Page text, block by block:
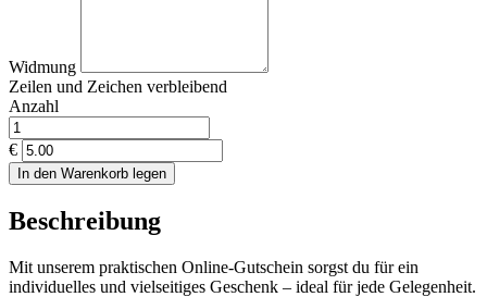
Widmung
Zeilen und Zeichen verbleibend
Anzahl
€
In den Warenkorb legen
Beschreibung
Mit unserem praktischen Online-Gutschein sorgst du für ein
individuelles und vielseitiges Geschenk – ideal für jede Gelegenheit.